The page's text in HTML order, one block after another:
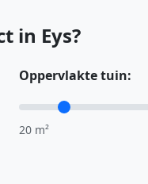
in Eys?
Oppervlakte tuin:
20 m²